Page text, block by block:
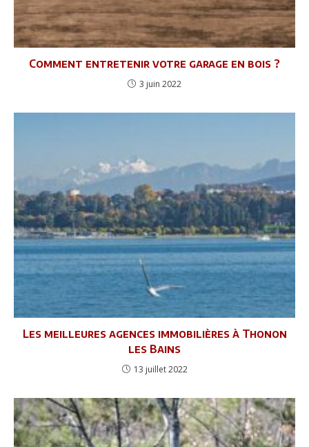
Comment entretenir votre garage en bois ?
3 juin 2022
Les meilleures agences immobilières à Thonon
les Bains
13 juillet 2022